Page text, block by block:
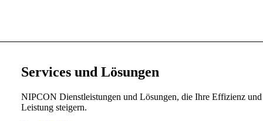
Services und Lösungen
NIPCON Dienstleistungen und Lösungen, die Ihre Effizienz und
Leistung steigern.